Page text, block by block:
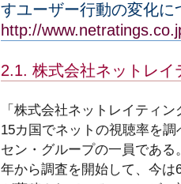
すユーザー行動の変化に
http://
2.1. 株式会社ネットレイ
「株式会社ネットレイティ
15カ国でネットの視聴率を
セン・グループの一員である
年から調査を開始して、今は